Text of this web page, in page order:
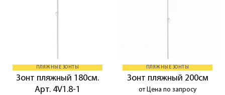
ПЛЯЖНЫЕ ЗОНТЫ
Зонт пляжный 180см.
Арт. 4V1.8-1
ПЛЯЖНЫЕ ЗОНТЫ
Зонт пляжный 200см
от Цена по запросу